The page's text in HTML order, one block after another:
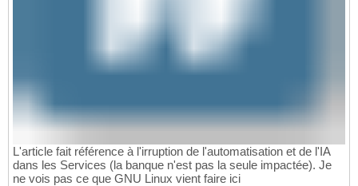
L'article fait référence à l'irruption de l'automatisation et de l'IA
dans les Services (la banque n'est pas la seule impactée). Je
ne vois pas ce que GNU Linux vient faire ici